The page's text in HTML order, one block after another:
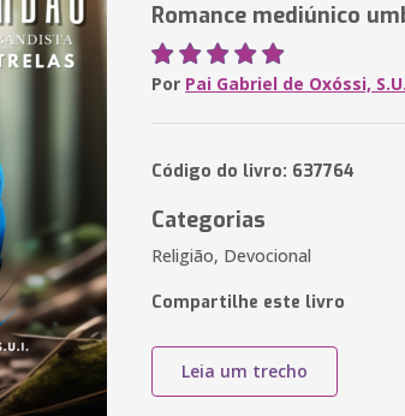
Romance mediúnico
Por Pai Gabriel de Oxóssi,
Código do livro: 637764
Categorias
Religião, Devocional
Compartilhe este livro
Leia um trecho